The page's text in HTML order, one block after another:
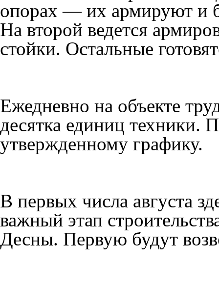
опорах — их армируют и
На второй ведется
стойки. Остальные
Ежедневно на объекте
десятка единиц техники.
утвержденному графику.
В первых числа августа
важный этап
Десны. Первую будут